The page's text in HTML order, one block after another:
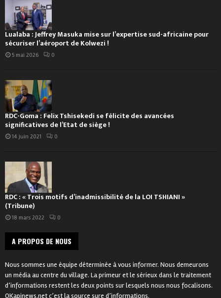
Lualaba : Jeffrey Masuka mise sur l’expertise sud-africaine pour
sécuriser l’aéroport de Kolwezi !
5 mai 2026 0
RDC-Goma : Felix Tshisekedi se félicite des avancées
significatives de l’Etat de siège !
14 juin 2021 0
RDC : « Trois motifs d’inadmissibilité de la LOI TSHIANI »
(Tribune)
18 mars 2022 0
A PROPOS DE NOUS
Nous sommes une équipe déterminée à vous informer. Nous demeurons
un média au centre du village. La primeur et le sérieux dans le traitement
d’informations restent les deux points sur lesquels nous nous focalisons.
OKapinews.net c’est la source sure d’informations.